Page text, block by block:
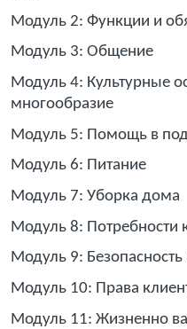
Модуль 2: Функции и
Модуль 3: Общение
Модуль 4: Культурные
многообразие
Модуль 5: Помощь в
Модуль 6: Питание
Модуль 7: Уборка дома
Модуль 8: Потребности
Модуль 9:
Модуль 10: Права
Модуль 11: Жизненно